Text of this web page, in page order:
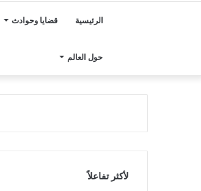
الرئيسية قضايا وحوادث
حول العالم
لأكثر تفاعلاً